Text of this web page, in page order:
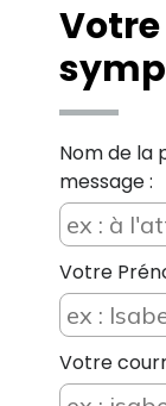
Nom de la
message :
Votre
Votre